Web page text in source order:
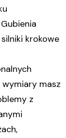
krokowe
masz
z